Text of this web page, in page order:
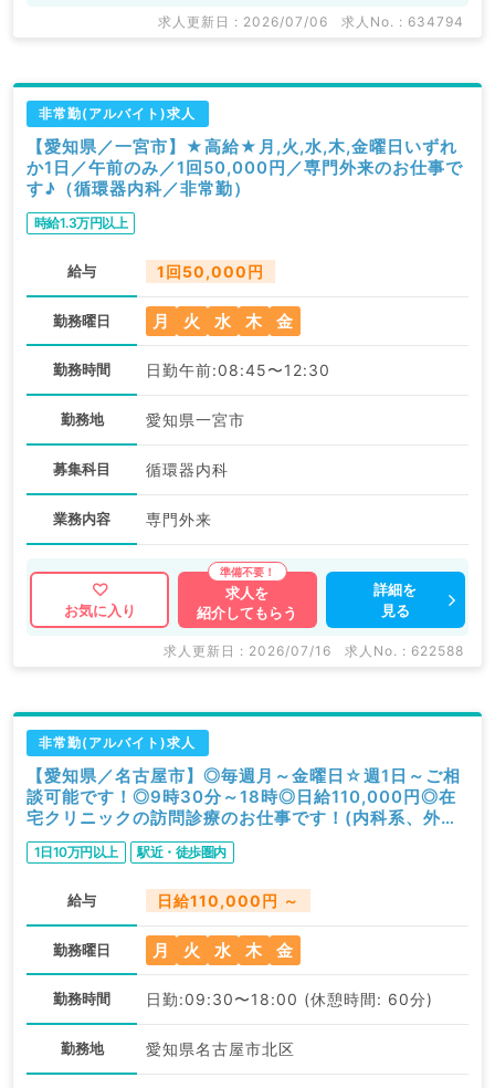
求人更新日 : 2026/07/06 求人No. : 634794
非常勤(アルバイト)求人
【愛知県／一宮市】★高給★月,火,水,木,金曜日いずれ
か1日／午前のみ／1回50,000円／専門外来のお仕事で
す♪（循環器内科／非常勤）
時給1.3万円以上
給与 1回50,000円
勤務曜日 月 火 水 木 金
勤務時間 日勤午前:08:45〜12:30
勤務地 愛知県一宮市
募集科目 循環器内科
業務内容 専門外来
お気に入り
求人を
紹介してもらう
詳細を
見る
求人更新日 : 2026/07/16 求人No. : 622588
非常勤(アルバイト)求人
【愛知県／名古屋市】◎毎週月～金曜日☆週1日～ご相
談可能です！◎9時30分～18時◎日給110,000円◎在
宅クリニックの訪問診療のお仕事です！(内科系、外科
系／非常勤)
1日10万円以上 駅近・徒歩圏内
給与 日給110,000円 ～
勤務曜日 月 火 水 木 金
勤務時間 日勤:09:30〜18:00 (休憩時間: 60分)
勤務地 愛知県名古屋市北区